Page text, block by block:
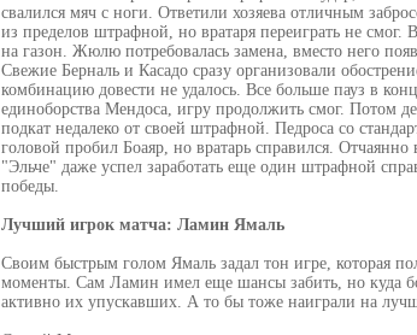
свалился мяч с ноги. Ответили хозяева отличным
из пределов штрафной, но вратаря переиграть не
на газон. Жюлю потребовалась замена, вместо него
Свежие Берналь и Касадо сразу организовали
комбинацию довести не удалось. Все больше пауз в
единоборства Мендоса, игру продолжить смог. Потом
подкат недалеко от своей штрафной. Педроса со
головой пробил Боаяр, но вратарь справился. Отчаянно
"Эльче" даже успел заработать еще один штрафной
победы.
Лучший игрок матча: Ламин Ямаль
Своим быстрым голом Ямаль задал тон игре, которая
моменты. Сам Ламин имел еще шансы забить, но куда
активно их упускавших. А то бы тоже наиграли на